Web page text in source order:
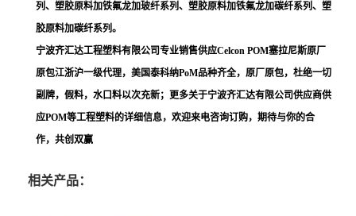
列、塑胶原料加铁氟龙加玻纤系列、塑胶原料加铁氟龙加碳纤系列、塑
胶原料加碳纤系列。
宁波齐汇达工程塑料有限公司专业销售供应Celcon POM塞拉尼斯原厂
原包江浙沪一级代理，美国泰科纳PoM品种齐全，原厂原包，杜绝一切
副牌，假料，水口料以次充新；更多关于宁波齐汇达有限公司供应商供
应POM等工程塑料的详细信息，欢迎来电咨询订购，期待与你的合
作，共创双赢
相关产品：